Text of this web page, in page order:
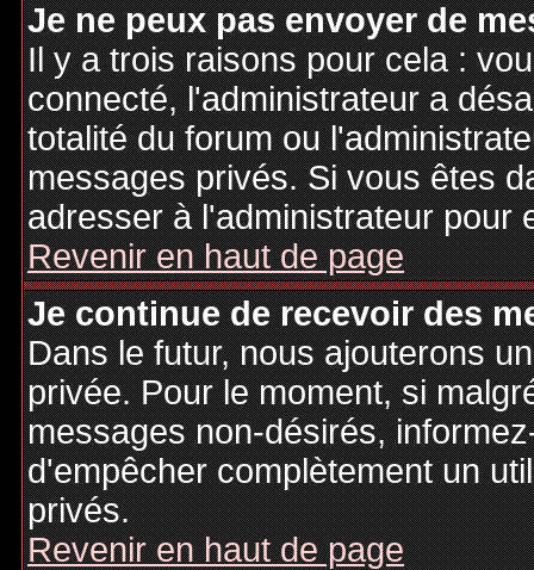
Je ne peux pas envoyer de
Il y a trois raisons pour cela :
connecté, l'administrateur a
totalité du forum ou
messages privés. Si vous êtes
adresser à l'administrateur pour
Revenir en haut de page
Je continue de recevoir des
Dans le futur, nous ajouterons
privée. Pour le moment, si
messages non-désirés,
d'empêcher complètement un
privés.
Revenir en haut de page